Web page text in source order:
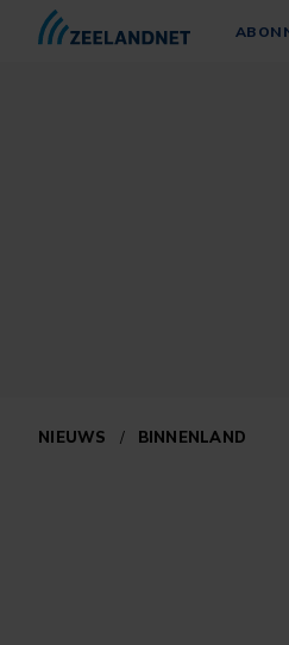
NIEUWS / BINNENLAND